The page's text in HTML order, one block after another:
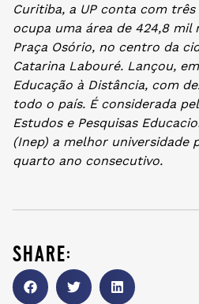
Curitiba, a UP conta com
ocupa uma área de 424,8 mil
Praça Osório, no centro da
Catarina Labouré. Lançou,
Educação à Distância, com
todo o país. É considerada
Estudos e Pesquisas
(Inep) a melhor universidade
quarto ano consecutivo.
share: